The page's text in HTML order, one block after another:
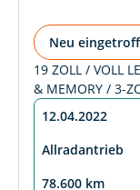
Neu
19 ZOLL / VOLL
& MEMORY / 3-
12.04.2022
Allradantrieb
78.600 km